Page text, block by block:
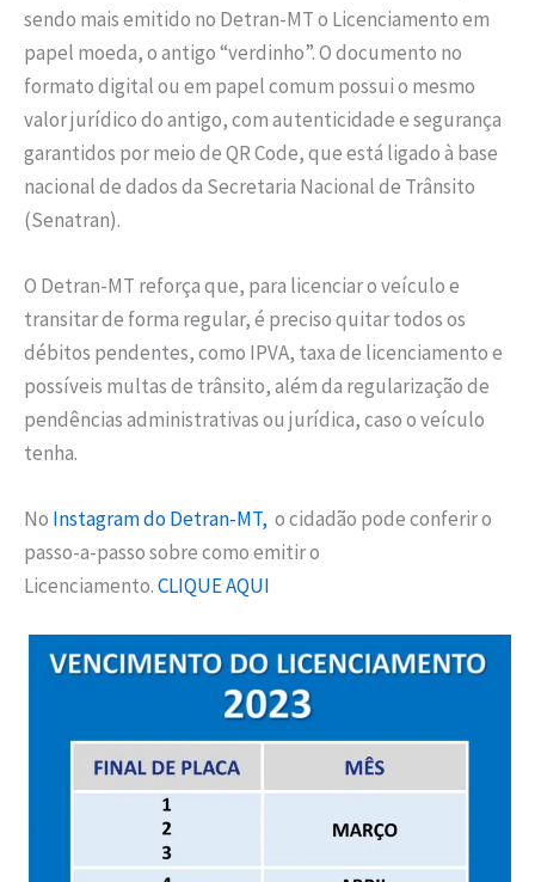
sendo mais emitido no Detran-MT o Licenciamento em
papel moeda, o antigo “verdinho”. O documento no
formato digital ou em papel comum possui o mesmo
valor jurídico do antigo, com autenticidade e segurança
garantidos por meio de QR Code, que está ligado à base
nacional de dados da Secretaria Nacional de Trânsito
(Senatran).
O Detran-MT reforça que, para licenciar o veículo e
transitar de forma regular, é preciso quitar todos os
débitos pendentes, como IPVA, taxa de licenciamento e
possíveis multas de trânsito, além da regularização de
pendências administrativas ou jurídica, caso o veículo
tenha.
No Instagram do Detran-MT, o cidadão pode conferir o
passo-a-passo sobre como emitir o
Licenciamento.CLIQUE AQUI